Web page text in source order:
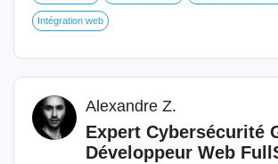
Intégration web
Alexandre Z.
Expert Cybersécurité
Développeur Web